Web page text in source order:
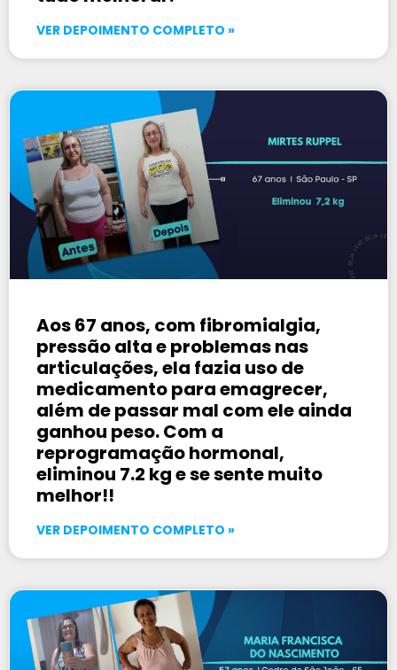
VER DEPOIMENTO COMPLETO »
Aos 67 anos, com fibromialgia,
pressão alta e problemas nas
articulações, ela fazia uso de
medicamento para emagrecer,
além de passar mal com ele ainda
ganhou peso. Com a
reprogramação hormonal,
eliminou 7.2 kg e se sente muito
melhor!!
VER DEPOIMENTO COMPLETO »